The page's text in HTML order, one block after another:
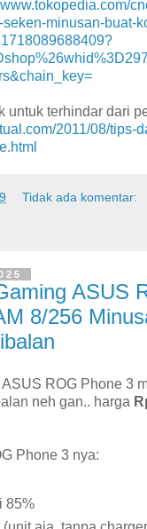
minusan-buat-
untuk terhindar dari
2011/08/tips-
Tidak ada komentar:
ASUS
8/256
ROG Phone 3
neh gan.. harga
Phone 3 nya:
85%